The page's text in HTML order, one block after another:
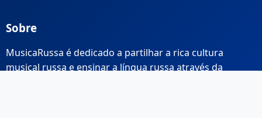
Sobre
MusicaRussa é dedicado a partilhar a rica cultura
musical russa e ensinar a língua russa através da